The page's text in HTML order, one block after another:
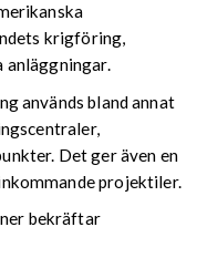
krigföring,
anläggningar.
används bland annat
Det ger även en
projektiler.
bekräftar